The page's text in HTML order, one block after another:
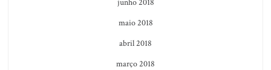
junho 2018
maio 2018
abril 2018
março 2018